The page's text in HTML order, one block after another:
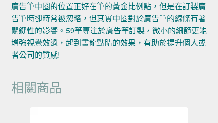
廣告筆中圈的位置正好在筆的黃金比例點，但是在訂製廣
告筆時卻時常被忽略，但其實中圈對於廣告筆的線條有著
關鍵性的影響。59筆專注於廣告筆訂製，微小的細節更能
增強視覺效過，起到畫龍點睛的效果，有助於提升個人或
者公司的質感!
相關商品